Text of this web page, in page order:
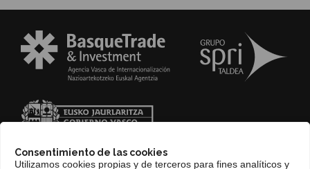
Consentimiento de las cookies
Utilizamos cookies propias y de terceros para fines analíticos y